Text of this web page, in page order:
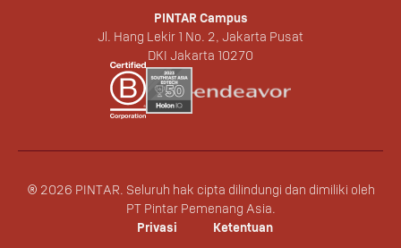
PINTAR Campus
Jl. Hang Lekir 1 No. 2, Jakarta Pusat
DKI Jakarta 10270
© 2026 PINTAR. Seluruh hak cipta dilindungi dan dimiliki oleh
PT Pintar Pemenang Asia.
Privasi
Ketentuan